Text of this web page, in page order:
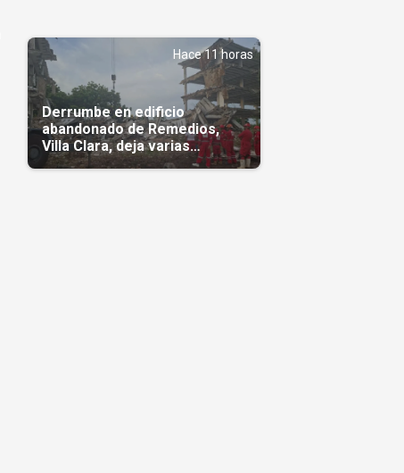
Hace 11 horas
Derrumbe en edificio
abandonado de Remedios,
Villa Clara, deja varias
personas atrapadas